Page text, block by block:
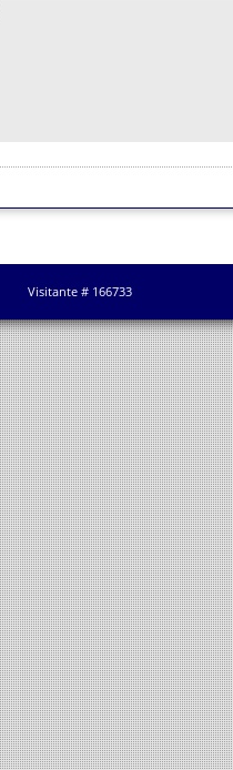
Visitante # 166733